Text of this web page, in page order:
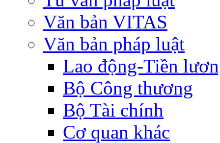
Văn bản VITAS
Văn bản pháp luật
Lao động-Tiền
Bộ Công thương
Bộ Tài chính
Cơ quan khác